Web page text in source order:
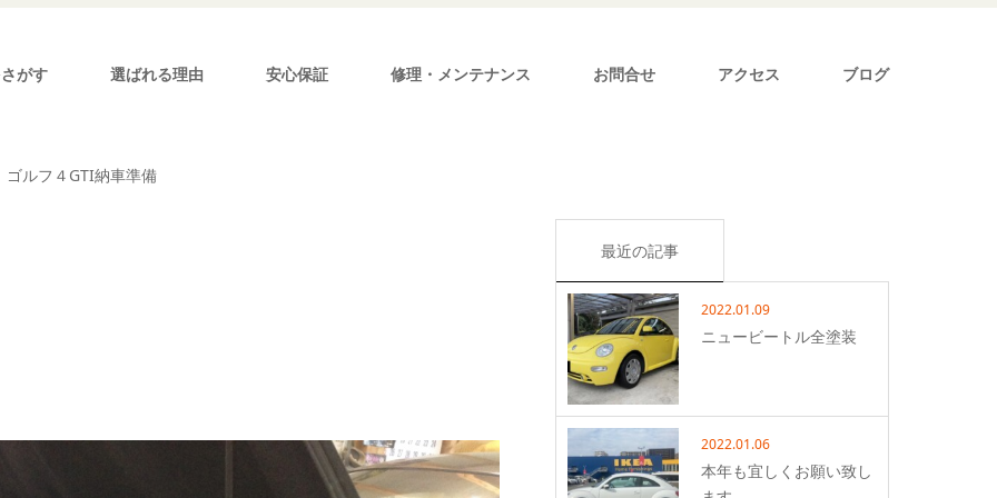
がす 選ばれる理由 安心保証 修理・メンテナンス お問合せ アクセス ブログ
ゴルフ４GTI納車準備
最近の記事
2022.01.09
ニュービートル全塗装
2022.01.06
本年も宜しくお願い致し